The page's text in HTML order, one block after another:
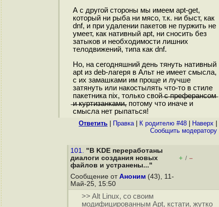
А с другой стороны мы имеем apt-get,
который ни рыба ни мясо, т.к. ни быст, как
dnf, и при удалении пакетов не пуржить не
умеет, как нативный apt, ни сносить без
затыков и необходимости лишних
телодвижений, типа как dnf.
Но, на сегодняшний день тянуть нативный
apt из deb-лагеря в Альт не имеет смысла,
с их замашками им проще и лучше
затянуть или накостылять что-то в стиле
пакетника nix, только свой ̶с̶ ̶п̶р̶е̶ф̶е̶р̶а̶н̶с̶о̶м̶
̶и̶ ̶к̶у̶р̶т̶и̶з̶а̶н̶к̶а̶м̶и̶, потому что иначе и
смысла нет рыпаться!
Ответить Правка| К родителю #48 Наверх
Cообщить модератору
101. "В KDE переработаны
диалоги создания новых
файлов и устранены..."
+ / –
Сообщение от Аноним (43), 11-
Май-25, 15:50
>> Alt Linux, со своим
модифицированным Apt, кстати, жутко